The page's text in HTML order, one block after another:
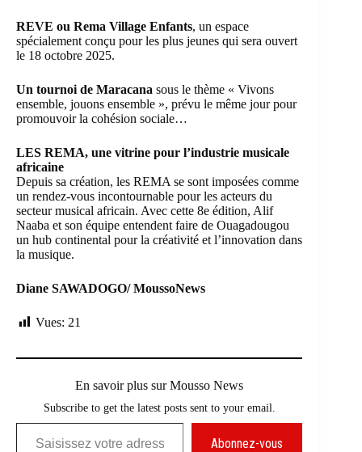
REVE ou Rema Village Enfants, un espace
spécialement conçu pour les plus jeunes qui sera ouvert
le 18 octobre 2025.
Un tournoi de Maracana sous le thème « Vivons
ensemble, jouons ensemble », prévu le même jour pour
promouvoir la cohésion sociale…
LES REMA, une vitrine pour l’industrie musicale
africaine
Depuis sa création, les REMA se sont imposées comme
un rendez-vous incontournable pour les acteurs du
secteur musical africain. Avec cette 8e édition, Alif
Naaba et son équipe entendent faire de Ouagadougou
un hub continental pour la créativité et l’innovation dans
la musique.
Diane SAWADOGO/ MoussoNews
Vues: 21
En savoir plus sur Mousso News
Subscribe to get the latest posts sent to your email.
Saisissez votre adresse e-mail…
Abonnez-vous